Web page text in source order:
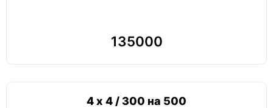
135000
4 х 4 / 300 на 500